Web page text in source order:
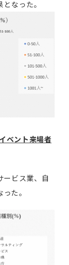
なった。
ベント来場者
ービス業、自
た。